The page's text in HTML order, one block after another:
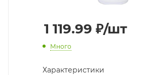
1 119.99 ₽/шт
Много
Характеристики